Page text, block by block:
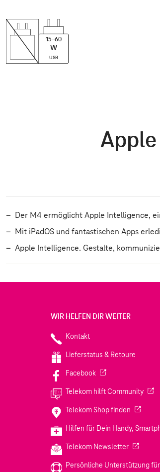
W
USB
15-60
Der M4 ermöglicht Apple Intelligence,
Mit iPadOS und fantastischen Apps
Apple Intelligence. Gestalte,
WIR HELFEN DIR WEITER
Kontakt
Lieferstatus & Retoure
Facebook(Wird in einem
Telekom hilft Community
Telekom Shop finden (Wird in
Hilfen für Dein Handy,
Telekom Newsletter(Wird in
Persönliche Unterstützung